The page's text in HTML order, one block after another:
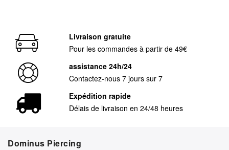
Livraison gratuite
Pour les commandes à partir de 49€
assistance 24h/24
Contactez-nous 7 jours sur 7
Expédition rapide
Délais de livraison en 24/48 heures
Dominus Piercing